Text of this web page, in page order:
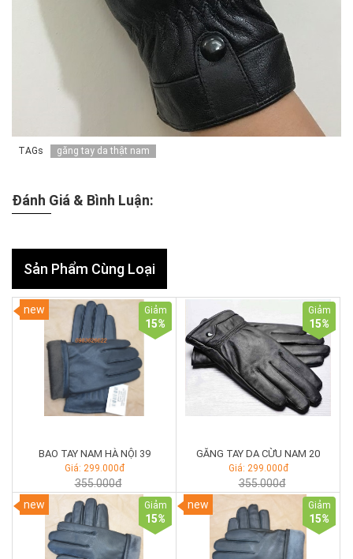
TAGs găng tay da thật nam
Đánh Giá & Bình Luận:
Sản Phẩm Cùng Loại
new Giảm
15%
BAO TAY NAM HÀ NỘI 39
Giá: 299.000đ
355.000đ
Giảm
15%
GĂNG TAY DA CỪU NAM 20
Giá: 299.000đ
355.000đ
new
Giảm
15%
new Giảm
15%